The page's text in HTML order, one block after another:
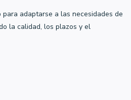
adaptarse a las necesidades de
la calidad, los plazos y el